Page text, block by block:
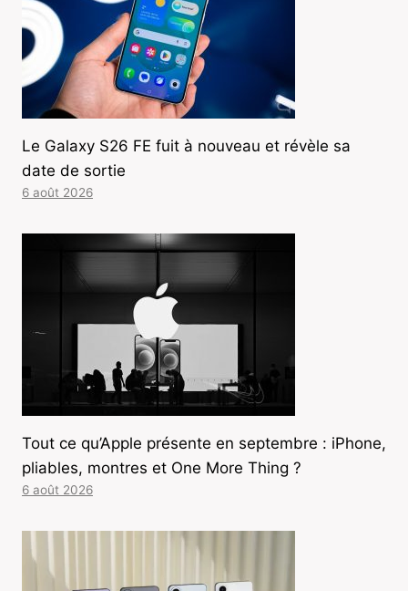
Le Galaxy S26 FE fuit à nouveau et révèle sa
date de sortie
6 août 2026
Tout ce qu’Apple présente en septembre : iPhone,
pliables, montres et One More Thing ?
6 août 2026